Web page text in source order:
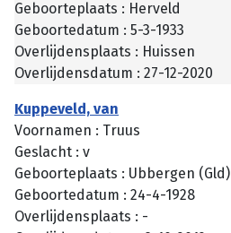
Geboorteplaats : Herveld
Geboortedatum : 5-3-1933
Overlijdensplaats : Huissen
Overlijdensdatum : 27-12-2020
Kuppeveld, van
Voornamen : Truus
Geslacht : v
Geboorteplaats : Ubbergen (Gld)
Geboortedatum : 24-4-1928
Overlijdensplaats : -